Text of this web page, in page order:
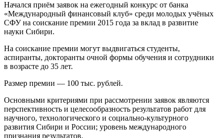
Начался приём заявок на ежегодный конкурс от банка
«Международный финансовый клуб» среди молодых учёных
СФУ на соискание премии 2015 года за вклад в развитие
науки Сибири.
На соискание премии могут выдвигаться студенты,
аспиранты, докторанты очной формы обучения и сотрудники
в возрасте до 35 лет.
Размер премии — 100 тыс. рублей.
Основными критериями при рассмотрении заявок являются
перспективность и целесообразность результатов работ для
научного, технологического и социально-культурного
развития Сибири и России; уровень международного
признания результатов.